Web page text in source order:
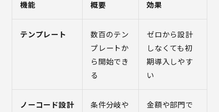
機能 概要 効果
テンプレート
数百のテン
プレートか
ら開始でき
る
ゼロから設計
しなくても初
期導入しやす
い
ノーコード設計
条件分岐や
金額や部門で